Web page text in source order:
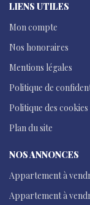
LIENS UTILES
Mon compte
Nos honoraires
Mentions légales
Politique de
Politique des cookies
Plan du site
NOS ANNONCES
Appartement à
Appartement à